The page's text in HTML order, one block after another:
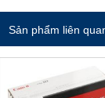
Sản phẩm liên